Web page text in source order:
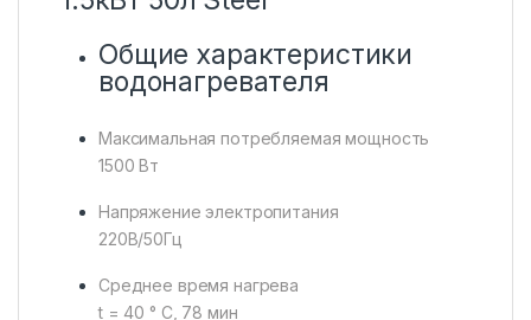
Общие характеристики
водонагревателя
Максимальная потребляемая мощность
1500 Вт
Напряжение электропитания
220В/50Гц
Среднее время нагрева
t = 40 ° С, 78 мин